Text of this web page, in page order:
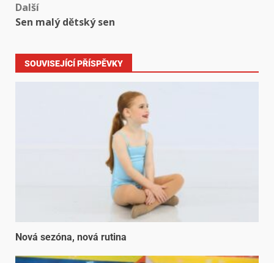
Další
Sen malý dětský sen
SOUVISEJÍCÍ PŘÍSPĚVKY
Nová sezóna, nová rutina